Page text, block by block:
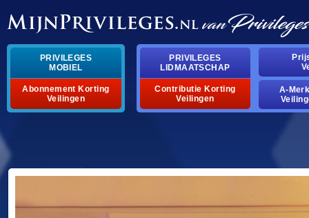
PRIVILEGES
MOBIEL
Abonnement Korting
Veilingen
PRIVILEGES
LIDMAATSCHAP
Contributie Korting
Veilingen
A-